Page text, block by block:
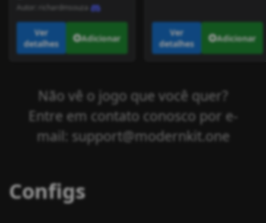
Autor: richardmsouza
Ver
detalhes
Adicionar
Ver
detalhes
Adicionar
Não vê o jogo que você quer?
Entre em contato conosco por e-
mail: support@modernkit.one
Configs